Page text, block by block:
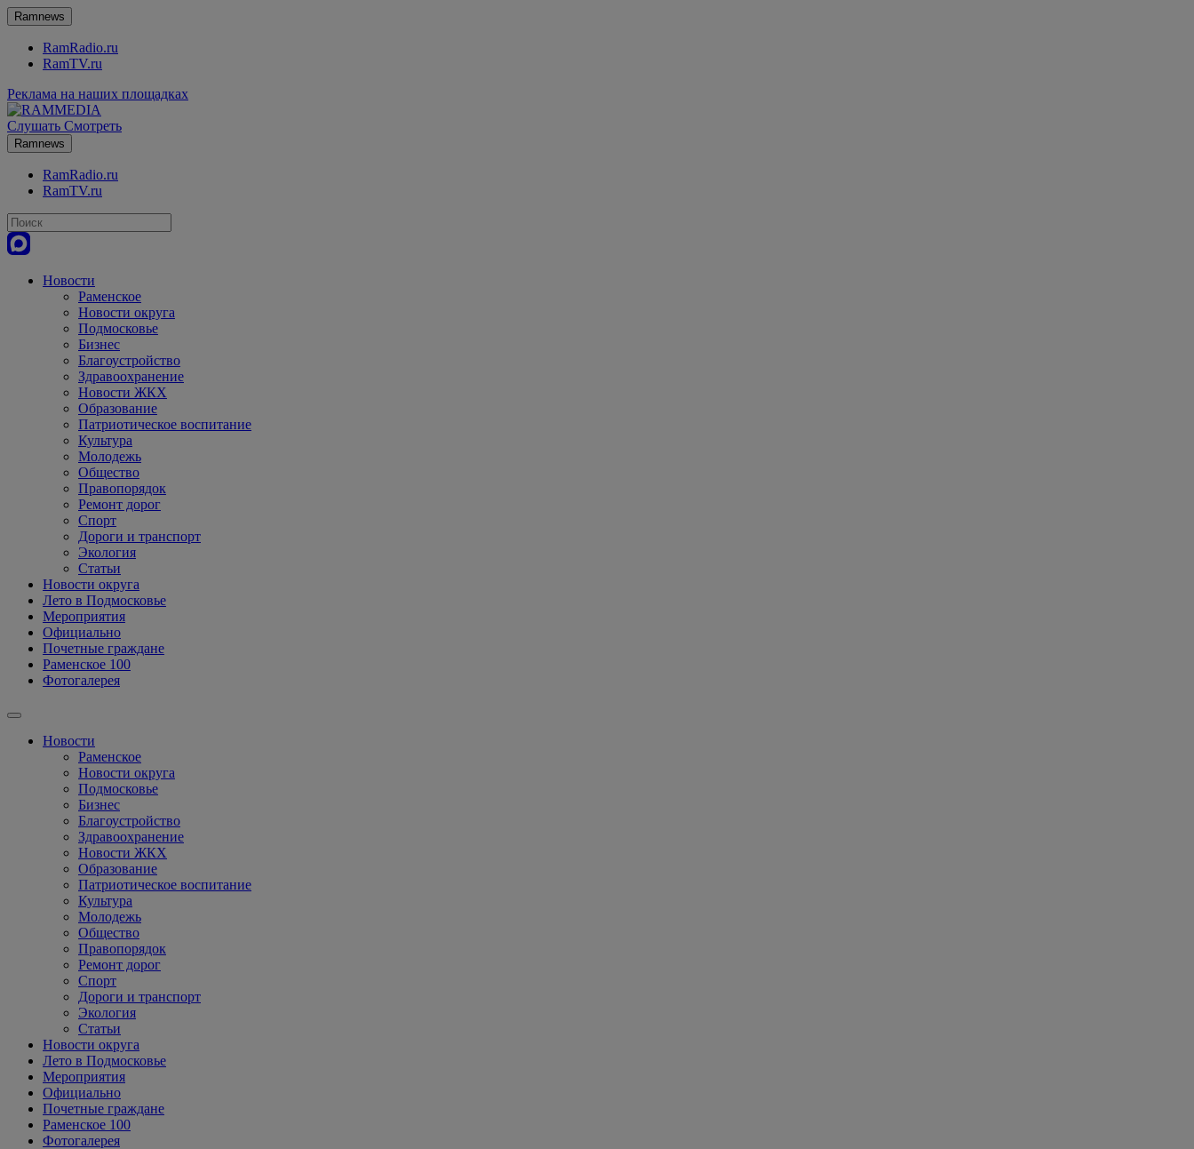
Ramnews
RamRadio.ru
RamTV.ru
Реклама на наших площадках
Слушать Смотреть
Ramnews
RamRadio.ru
RamTV.ru
Новости
Раменское
Новости округа
Подмосковье
Бизнес
Благоустройство
Здравоохранение
Новости ЖКХ
Образование
Патриотическое воспитание
Культура
Молодежь
Общество
Правопорядок
Ремонт дорог
Спорт
Дороги и транспорт
Экология
Статьи
Новости округа
Лето в Подмосковье
Мероприятия
Официально
Почетные граждане
Раменское 100
Фотогалерея
Новости
Раменское
Новости округа
Подмосковье
Бизнес
Благоустройство
Здравоохранение
Новости ЖКХ
Образование
Патриотическое воспитание
Культура
Молодежь
Общество
Правопорядок
Ремонт дорог
Спорт
Дороги и транспорт
Экология
Статьи
Новости округа
Лето в Подмосковье
Мероприятия
Официально
Почетные граждане
Раменское 100
Фотогалерея